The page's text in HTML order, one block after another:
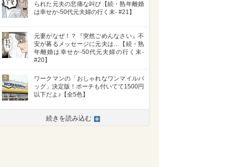
られた元夫の悲痛な叫び【続・熟年離婚
は幸せか-50代元夫婦の行く末- #21】
4
元妻がなぜ！？『突然ごめんなさい』不
安が募るメッセージに元夫は…【続・熟
年離婚は幸せか-50代元夫婦の行く末-
#20】
5
ワークマンの「おしゃれなワンマイルバ
ッグ」決定版！ポーチも付いてて1500円
以下だよ♪【全5色】
続きを読み込む